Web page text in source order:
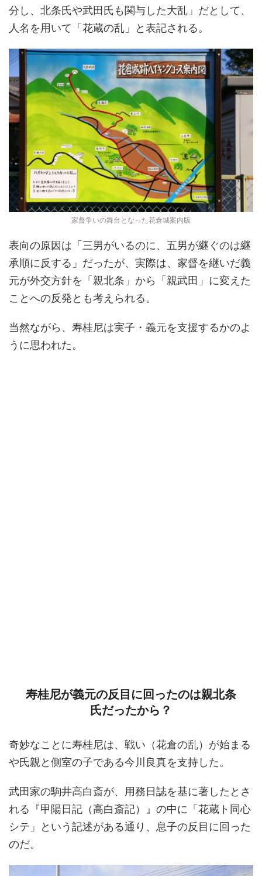
分し、北条氏や武田氏も関与した大乱」だとして、
人名を用いて「花蔵の乱」と表記される。
家督争いの舞台となった花倉城案内版
表向の原因は「三男がいるのに、五男が継ぐのは継
承順に反する」だったが、実際は、家督を継いだ義
元が外交方針を「親北条」から「親武田」に変えた
ことへの反発とも考えられる。
当然ながら、寿桂尼は実子・義元を支援するかのよ
うに思われた。
寿桂尼が義元の反目に回ったのは親北条
氏だったから？
奇妙なことに寿桂尼は、戦い（花倉の乱）が始まる
や氏親と側室の子である今川良真を支持した。
武田家の駒井高白斎が、用務日誌を基に著したとさ
れる『甲陽日記（高白斎記）』の中に「花蔵ト同心
シテ」という記述がある通り、息子の反目に回った
のだ。